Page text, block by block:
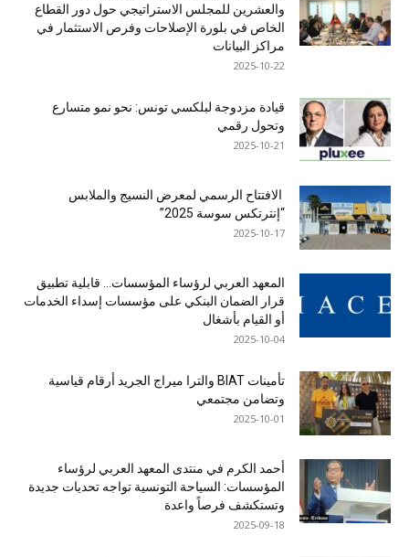
والعشرين للمجلس الاستراتيجي حول دور القطاع
الخاص في بلورة الإصلاحات وفرص الاستثمار في
مراكز البيانات
2025-10-22
قيادة مزدوجة لبلكسي تونس: نحو نمو متسارع
وتحول رقمي
2025-10-21
الافتتاح الرسمي لمعرض النسيج والملابس
“إنترتكس سوسة 2025”
2025-10-17
المعهد العربي لرؤساء المؤسسات… قابلية تطبيق
قرار الضمان البنكي على مؤسسات إسداء الخدمات
أو القيام بأشغال
2025-10-04
تأمينات BIAT والترا ميراج الجريد أرقام قياسية
وتضامن مجتمعي
2025-10-01
أحمد الكرم في منتدى المعهد العربي لرؤساء
المؤسسات: السياحة التونسية تواجه تحديات جديدة
وتستكشف فرصاً واعدة
2025-09-18